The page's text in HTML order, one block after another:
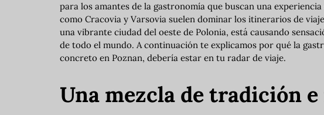
para los amantes de la gastronomía que buscan una
como Cracovia y Varsovia suelen dominar los itinerarios de
una vibrante ciudad del oeste de Polonia, está causando
de todo el mundo. A continuación te explicamos por qué la
concreto en Poznan, debería estar en tu radar de viaje.
Una mezcla de tradición